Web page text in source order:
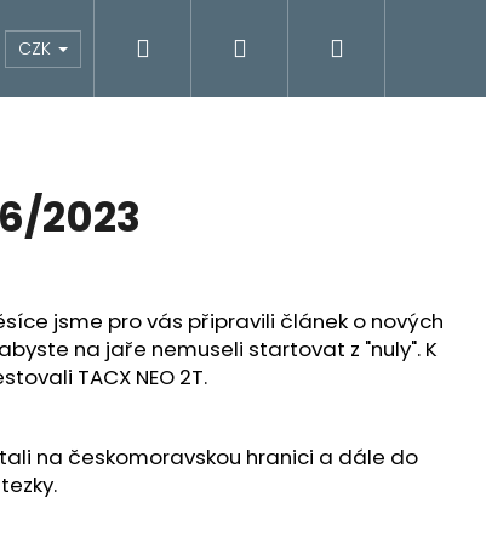
verze Přednášky Oblečení
CZK Přihlášení
2023
jsme pro vás připravili článek o nových
na jaře nemuseli startovat z "nuly". K
TACX NEO 2T.
na českomoravskou hranici a dále do
Následující